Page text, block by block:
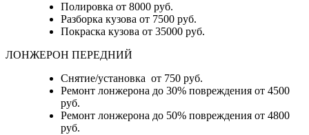
Полировка от 8000 руб.
Разборка кузова от 7500 руб.
Покраска кузова от 35000 руб.
ЛОНЖЕРОН ПЕРЕДНИЙ
Снятие/установка от 750 руб.
Ремонт лонжерона до 30% повреждения от 4500
руб.
Ремонт лонжерона до 50% повреждения от 4800
руб.